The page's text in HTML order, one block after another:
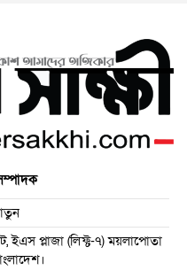
ইএস প্লাজা (লিফ্ট-৭) ময়লাপোতা